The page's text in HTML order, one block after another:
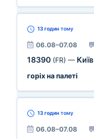
13 годин тому
06.08–07.08
18390 (FR) — Київ
горіх на палеті
13 годин тому
06.08–07.08